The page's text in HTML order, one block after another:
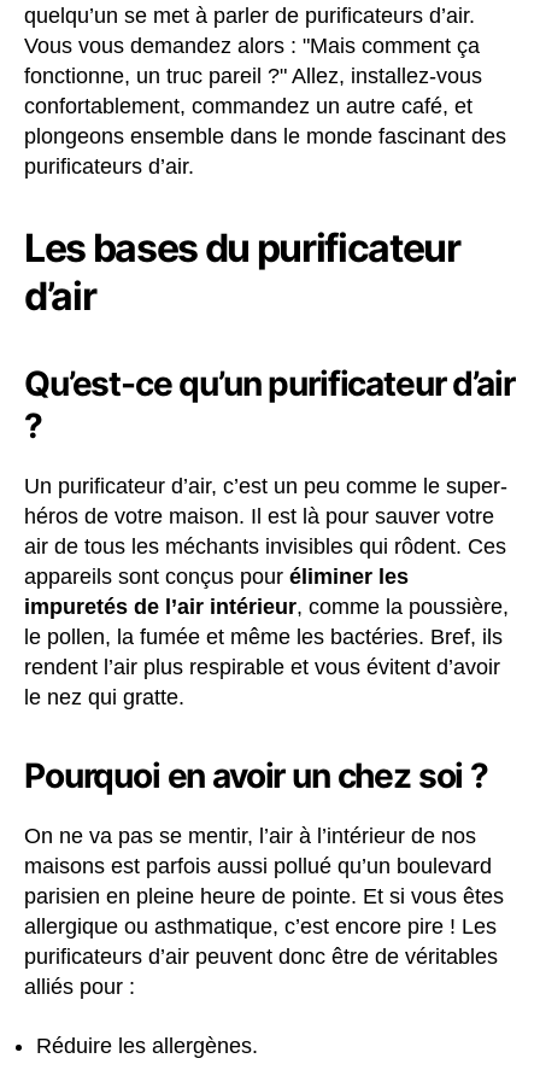
quelqu’un se met à parler de purificateurs d’air.
Vous vous demandez alors : "Mais comment ça
fonctionne, un truc pareil ?" Allez, installez-vous
confortablement, commandez un autre café, et
plongeons ensemble dans le monde fascinant des
purificateurs d’air.
Les bases du purificateur
d’air
Qu’est-ce qu’un purificateur d’air
?
Un purificateur d’air, c’est un peu comme le super-
héros de votre maison. Il est là pour sauver votre
air de tous les méchants invisibles qui rôdent. Ces
appareils sont conçus pour éliminer les
impuretés de l’air intérieur, comme la poussière,
le pollen, la fumée et même les bactéries. Bref, ils
rendent l’air plus respirable et vous évitent d’avoir
le nez qui gratte.
Pourquoi en avoir un chez soi ?
On ne va pas se mentir, l’air à l’intérieur de nos
maisons est parfois aussi pollué qu’un boulevard
parisien en pleine heure de pointe. Et si vous êtes
allergique ou asthmatique, c’est encore pire ! Les
purificateurs d’air peuvent donc être de véritables
alliés pour :
Réduire les allergènes.